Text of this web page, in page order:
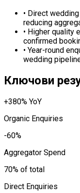
• Direct
reducing
• Higher quality
confirmed
• Year-round
wedding
Ключови
+380% YoY
Organic Enquiries
-60%
Aggregator Spend
70% of total
Direct Enquiries